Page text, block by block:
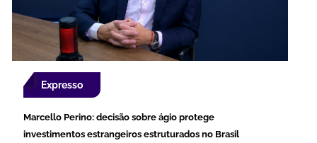
Expresso
Marcello Perino: decisão sobre ágio protege
investimentos estrangeiros estruturados no Brasil